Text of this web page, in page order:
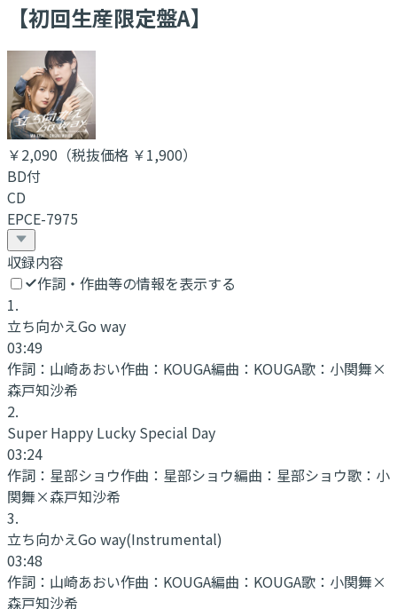
【初回生産限定盤A】
￥2,090 （税抜価格 ￥1,900）
BD付
CD
EPCE-7975
収録内容
作詞・作曲等の情報を表示する
1.
立ち向かえGo way
03:49
作詞： 山崎あおい作曲： KOUGA編曲： KOUGA歌： 小関舞×
森戸知沙希
2.
Super Happy Lucky Special Day
03:24
作詞： 星部ショウ作曲： 星部ショウ編曲： 星部ショウ歌： 小
関舞×森戸知沙希
3.
立ち向かえGo way(Instrumental)
03:48
作詞： 山崎あおい作曲： KOUGA編曲： KOUGA歌： 小関舞×
森戸知沙希